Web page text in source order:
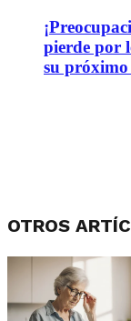
pierde por
su próximo
OTROS